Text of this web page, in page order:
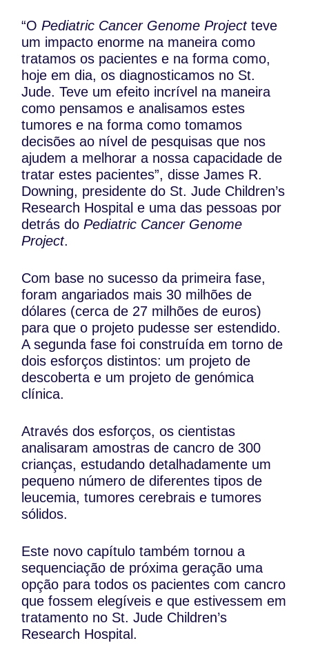
“OPediatric Cancer Genome Projectteve
um impacto enorme na maneira como
tratamos os pacientes e na forma como,
hoje em dia, os diagnosticamos no St.
Jude. Teve um efeito incrível na maneira
como pensamos e analisamos estes
tumores e na forma como tomamos
decisões ao nível de pesquisas que nos
ajudem a melhorar a nossa capacidade de
tratar estes pacientes”, disse James R.
Downing, presidente do St. Jude Children’s
Research Hospital e uma das pessoas por
detrás doPediatric Cancer Genome
Project.
Com base no sucesso da primeira fase,
foram angariados mais 30 milhões de
dólares (cerca de 27 milhões de euros)
para que o projeto pudesse ser estendido.
A segunda fase foi construída em torno de
dois esforços distintos: um projeto de
descoberta e um projeto de genómica
clínica.
Através dos esforços, os cientistas
analisaram amostras de cancro de 300
crianças, estudando detalhadamente um
pequeno número de diferentes tipos de
leucemia, tumores cerebrais e tumores
sólidos.
Este novo capítulo também tornou a
sequenciação de próxima geração uma
opção para todos os pacientes com cancro
que fossem elegíveis e que estivessem em
tratamento no St. Jude Children’s
Research Hospital.